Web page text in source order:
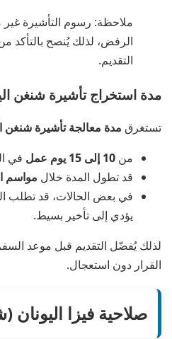
ملاحظة: رسوم التأشيرة
الرفض، لذلك يُنصح بالتأكد
التقديم.
مدة استخراج تأشيرة شنغن
تستغرق مدة معالجة تأشيرة شنغن
من 10 إلى 15 يوم عمل
في
قد تطول المدة خلال مواسم
في بعض الحالات، قد تطلب
يؤدي إلى تأخير بسيط.
لذلك يُفضّل التقديم قبل موعد
القرار دون استعجال.
صلاحية فيزا